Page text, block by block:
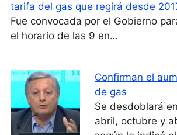
tarifa del gas que regirá desde
Fue convocada por el Gobierno
el horario de las 9 en…
Confirman el
de gas
Se desdoblará
abril, octubre y